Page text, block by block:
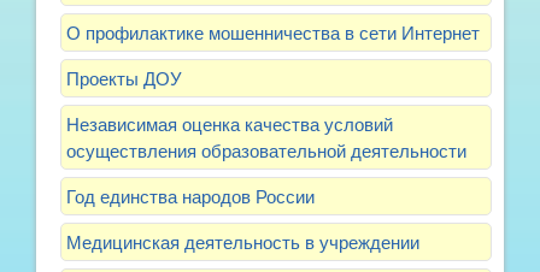
О профилактике мошенничества в сети Интернет
Проекты ДОУ
Независимая оценка качества условий
осуществления образовательной деятельности
Год единства народов России
Медицинская деятельность в учреждении